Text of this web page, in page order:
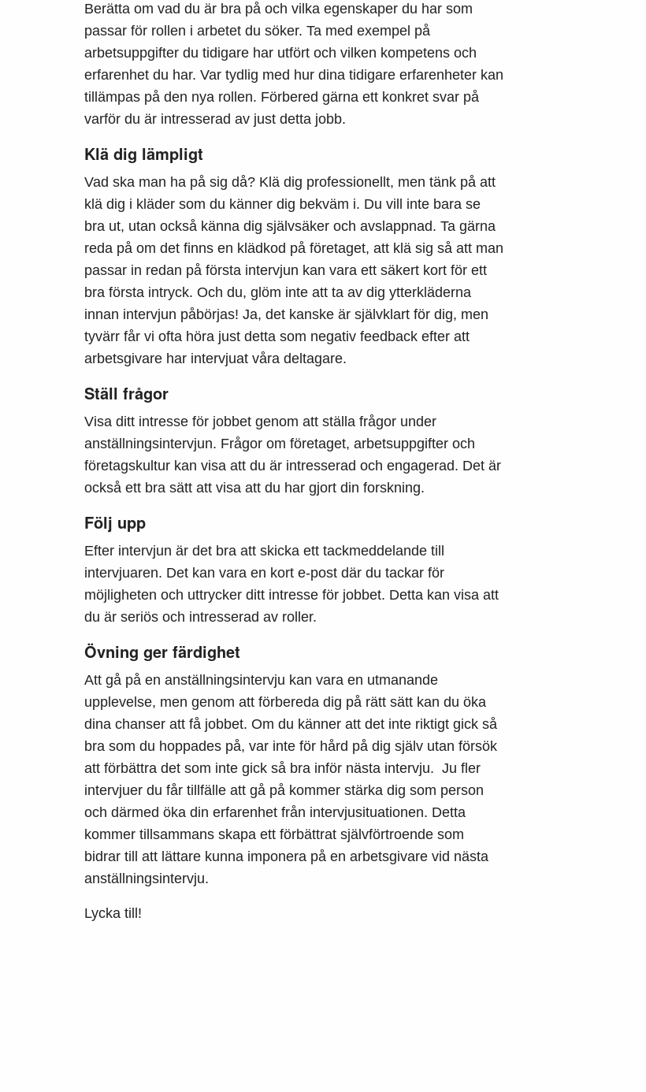
Berätta om vad du är bra på och vilka egenskaper du har som
passar för rollen i arbetet du söker. Ta med exempel på
arbetsuppgifter du tidigare har utfört och vilken kompetens och
erfarenhet du har. Var tydlig med hur dina tidigare erfarenheter kan
tillämpas på den nya rollen. Förbered gärna ett konkret svar på
varför du är intresserad av just detta jobb.
Klä dig lämpligt
Vad ska man ha på sig då? Klä dig professionellt, men tänk på att
klä dig i kläder som du känner dig bekväm i. Du vill inte bara se
bra ut, utan också känna dig självsäker och avslappnad. Ta gärna
reda på om det finns en klädkod på företaget, att klä sig så att man
passar in redan på första intervjun kan vara ett säkert kort för ett
bra första intryck. Och du, glöm inte att ta av dig ytterkläderna
innan intervjun påbörjas! Ja, det kanske är självklart för dig, men
tyvärr får vi ofta höra just detta som negativ feedback efter att
arbetsgivare har intervjuat våra deltagare.
Ställ frågor
Visa ditt intresse för jobbet genom att ställa frågor under
anställningsintervjun. Frågor om företaget, arbetsuppgifter och
företagskultur kan visa att du är intresserad och engagerad. Det är
också ett bra sätt att visa att du har gjort din forskning.
Följ upp
Efter intervjun är det bra att skicka ett tackmeddelande till
intervjuaren. Det kan vara en kort e-post där du tackar för
möjligheten och uttrycker ditt intresse för jobbet. Detta kan visa att
du är seriös och intresserad av roller.
Övning ger färdighet
Att gå på en anställningsintervju kan vara en utmanande
upplevelse, men genom att förbereda dig på rätt sätt kan du öka
dina chanser att få jobbet. Om du känner att det inte riktigt gick så
bra som du hoppades på, var inte för hård på dig själv utan försök
att förbättra det som inte gick så bra inför nästa intervju. Ju fler
intervjuer du får tillfälle att gå på kommer stärka dig som person
och därmed öka din erfarenhet från intervjusituationen. Detta
kommer tillsammans skapa ett förbättrat självförtroende som
bidrar till att lättare kunna imponera på en arbetsgivare vid nästa
anställningsintervju.
Lycka till!